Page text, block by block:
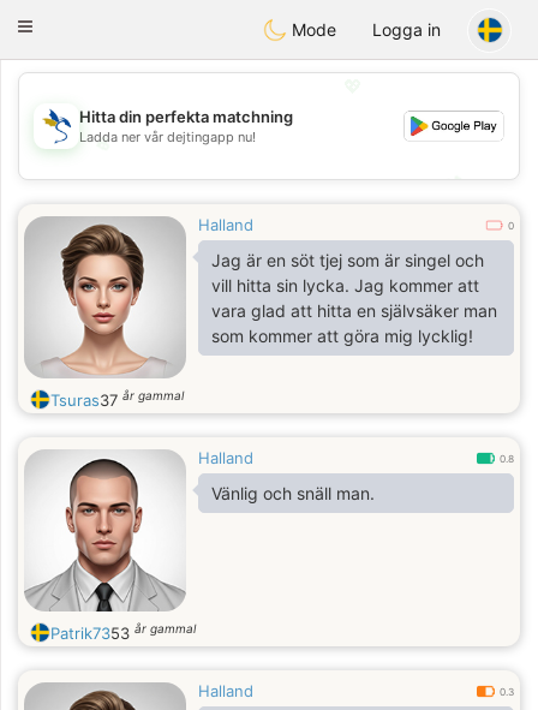
SvenskaDating
Toggle
Mode Logga in
💖
💕
Hitta din perfekta matchning
Ladda ner vår dejtingapp nu!
Halland 0
Jag är en söt tjej som är singel och
vill hitta sin lycka. Jag kommer att
vara glad att hitta en självsäker man
som kommer att göra mig lycklig!
Tsuras37 år gammal
Halland 0.8
Vänlig och snäll man.
Patrik7353 år gammal
Halland 0.3